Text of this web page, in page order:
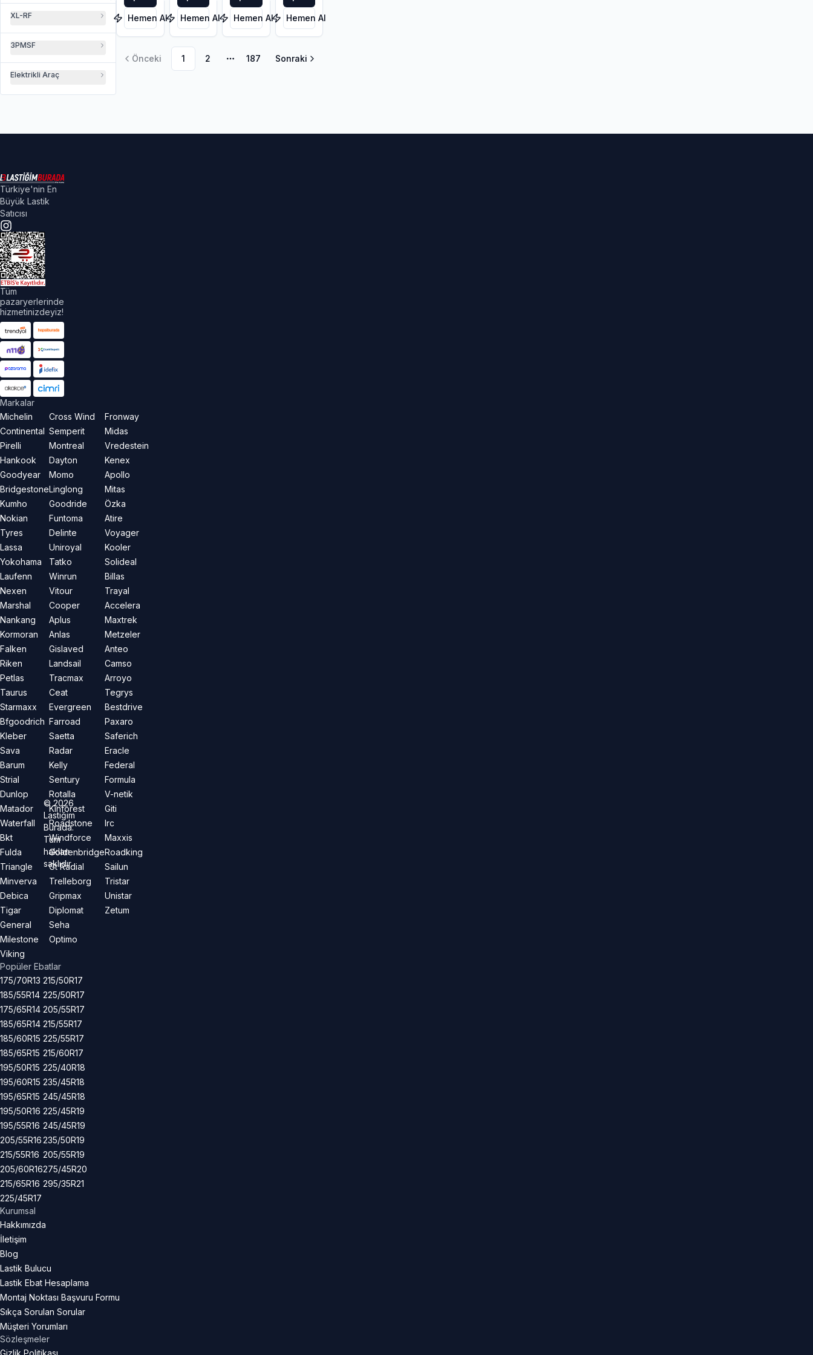
XL-RF
3PMSF
Elektrikli Araç
Hemen Al
3PMSF
Hemen Al Hemen Al
3PMSF
Hemen Al
Önceki 1 2
Daha fazla sayfa
187 Sonraki
Türkiye'nin En
Büyük Lastik
Satıcısı
Tüm
pazaryerlerinde
hizmetinizdeyiz!
Markalar
Michelin
Continental
Pirelli
Hankook
Goodyear
Bridgestone
Kumho
Nokian
Tyres
Lassa
Yokohama
Laufenn
Nexen
Marshal
Nankang
Kormoran
Falken
Riken
Petlas
Taurus
Starmaxx
Bfgoodrich
Kleber
Sava
Barum
Strial
Dunlop
Matador
Waterfall
Bkt
Fulda
Triangle
Minverva
Debica
Tigar
General
Milestone
Viking
Cross Wind
Semperit
Montreal
Dayton
Momo
Linglong
Goodride
Funtoma
Delinte
Uniroyal
Tatko
Winrun
Vitour
Cooper
Aplus
Anlas
Gislaved
Landsail
Tracmax
Ceat
Evergreen
Farroad
Saetta
Radar
Kelly
Sentury
Rotalla
Kinforest
Roadstone
Windforce
Goldenbridge
Gt Radial
Trelleborg
Gripmax
Diplomat
Seha
Optimo
Fronway
Midas
Vredestein
Kenex
Apollo
Mitas
Özka
Atire
Voyager
Kooler
Solideal
Billas
Trayal
Accelera
Maxtrek
Metzeler
Anteo
Camso
Arroyo
Tegrys
Bestdrive
Paxaro
Saferich
Eracle
Federal
Formula
V-netik
Giti
Irc
Maxxis
Roadking
Sailun
Tristar
Unistar
Zetum
Popüler Ebatlar
175/70R13
185/55R14
175/65R14
185/65R14
185/60R15
185/65R15
195/50R15
195/60R15
195/65R15
195/50R16
195/55R16
205/55R16
215/55R16
205/60R16
215/65R16
225/45R17
215/50R17
225/50R17
205/55R17
215/55R17
225/55R17
215/60R17
225/40R18
235/45R18
245/45R18
225/45R19
245/45R19
235/50R19
205/55R19
275/45R20
295/35R21
Kurumsal
Hakkımızda
İletişim
Blog
Lastik Bulucu
Lastik Ebat Hesaplama
Montaj Noktası Başvuru Formu
Sıkça Sorulan Sorular
Müşteri Yorumları
Sözleşmeler
Gizlik Politikası
©2026
Lastiğim
Burada.
Tüm
hakları
saklıdır.